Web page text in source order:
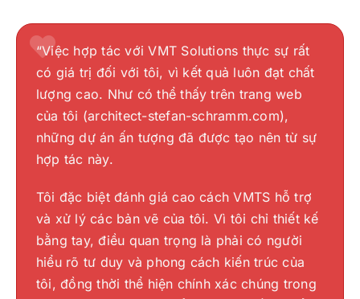
“Việc hợp tác với VMT Solutions thực sự rất
có giá trị đối với tôi, vì kết quả luôn đạt chất
lượng cao. Như có thể thấy trên trang web
của tôi (architect-stefan-schramm.com),
những dự án ấn tượng đã được tạo nên từ sự
hợp tác này.
Tôi đặc biệt đánh giá cao cách VMTS hỗ trợ
và xử lý các bản vẽ của tôi. Vì tôi chỉ thiết kế
bằng tay, điều quan trọng là phải có người
hiểu rõ tư duy và phong cách kiến trúc của
tôi, đồng thời thể hiện chính xác chúng trong
“Bản vẽ của bạn thật hoàn hảo – tôi chưa
từng thấy điều gì tương tự trước đây. Đây là
những bản vẽ có chất lượng cao nhất, và tôi
thực sự phải nhấn mạnh điều đó. Tôi muốn
“VMT đã mô hình hóa một tòa nhà công
nghiệp lớn ở dạng 3D cho dự án nghiên cứu
“Một công ty cực kỳ đáng tin cậy với đội ngũ
nhân viên tận tâm và chất lượng công việc
xuất sắc. Bản vẽ của chúng tôi đã được thực
hiện nhanh chóng và chính xác tuyệt đối. Xin
chân thành cảm ơn!
Rất đáng để hợp tác!“
“Tư vấn chuyên nghiệp, chất lượng mô hình
vời hơn? Tôi hoàn toàn khuyến khích hợp
tác!”
Stefan Beckel